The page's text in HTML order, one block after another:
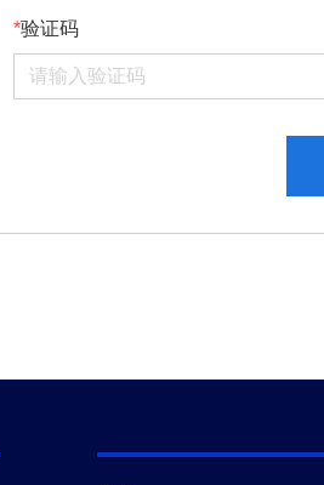
验证码